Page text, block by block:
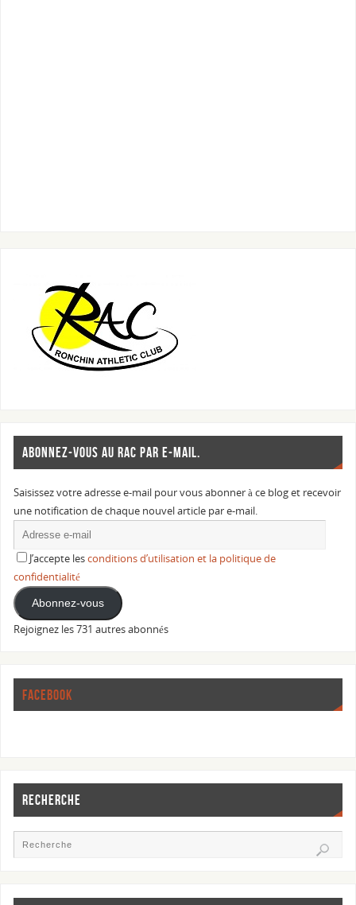
ABONNEZ-VOUS AU RAC PAR E-MAIL.
Saisissez votre adresse e-mail pour vous abonner à ce blog et recevoir
une notification de chaque nouvel article par e-mail.
J’accepte lesconditions d’utilisation et la politique de
confidentialité
Abonnez-vous
Rejoignez les 731 autres abonnés
FACEBOOK
RECHERCHE